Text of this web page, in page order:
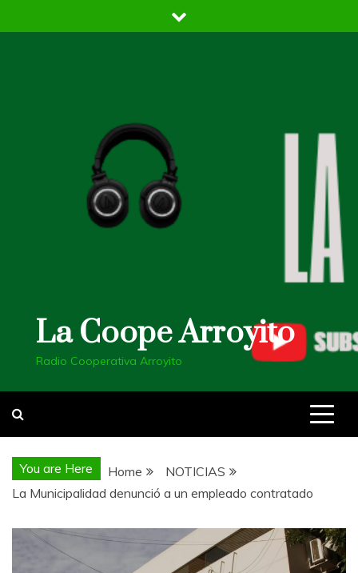
to
La Coope Arroyito
Radio Cooperativa Arroyito
You are Here Home
NOTICIAS
La Municipalidad denunció a un empleado contratado